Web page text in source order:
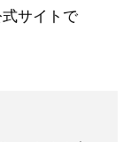
サイトで